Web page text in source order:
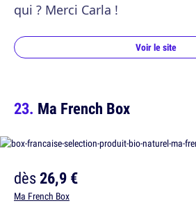
qui ? Merci Carla !
Voir le site
Ma French Box
dès26,9 €
Ma French Box